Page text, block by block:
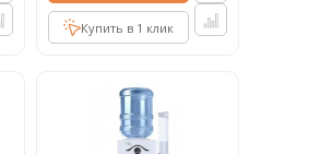
Купить в 1 клик